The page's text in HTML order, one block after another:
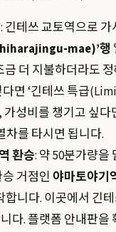
: 긴테쓰 교토역으로 가
mae)’행
금 더 지불하더라도
면 ‘긴테쓰 특급
성비를 챙기고 싶다
차를 타시면 됩니다.
환승: 약 50분가량을
거점인 야마토야기
합니다. 이곳에서 긴
다. 플랫폼 안내판을